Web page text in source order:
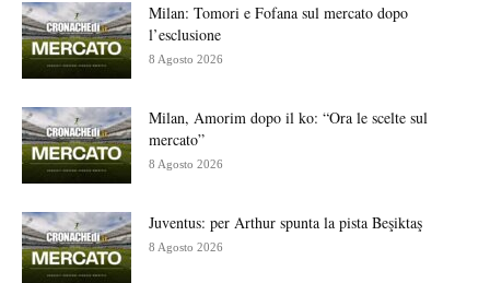
Milan: Tomori e Fofana sul mercato dopo
l’esclusione
8 Agosto 2026
Milan, Amorim dopo il ko: “Ora le scelte sul
mercato”
8 Agosto 2026
Juventus: per Arthur spunta la pista Beşiktaş
8 Agosto 2026